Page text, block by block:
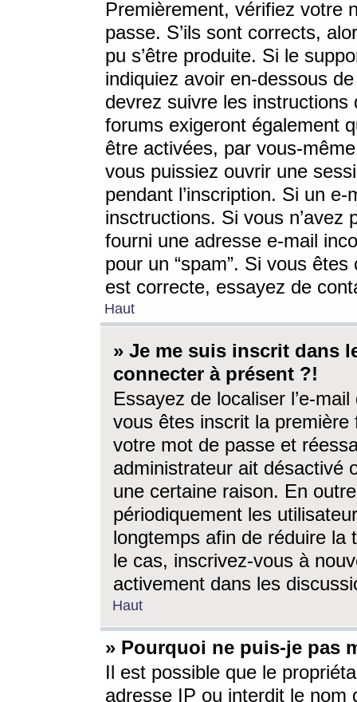
Premièrement, vérifiez votre
passe. S’ils sont corrects,
pu s’être produite. Si le
indiquiez avoir en-dessous
devrez suivre les
forums exigeront également
être activées, par vous-
vous puissiez ouvrir une
pendant l’inscription. Si un
insctructions. Si vous n’avez
fourni une adresse e-mail
pour un “spam”. Si vous
est correcte, essayez de
Haut
» Je me suis inscrit dans
connecter à présent ?!
Essayez de localiser l’e-
vous êtes inscrit la première
votre mot de passe et
administrateur ait désactivé
une certaine raison. En
périodiquement les
longtemps afin de réduire la
le cas, inscrivez-vous à
activement dans les
Haut
» Pourquoi ne puis-je pas
Il est possible que le
adresse IP ou interdit le nom